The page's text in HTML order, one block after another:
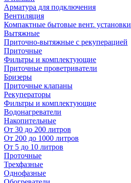
Арматура для подключения
Вентиляция
Компактные бытовые вент. установки
Вытяжные
Приточно-вытяжные с рекуперацией
Приточные
Фильтры и комплектующие
Приточные проветриватели
Бризеры
Приточные клапаны
Рекуператоры
Фильтры и комплектующие
Водонагреватели
Накопительные
От 30 до 200 литров
От 200 до 1000 литров
От 5 до 10 литров
Проточные
Трехфазные
Однофазные